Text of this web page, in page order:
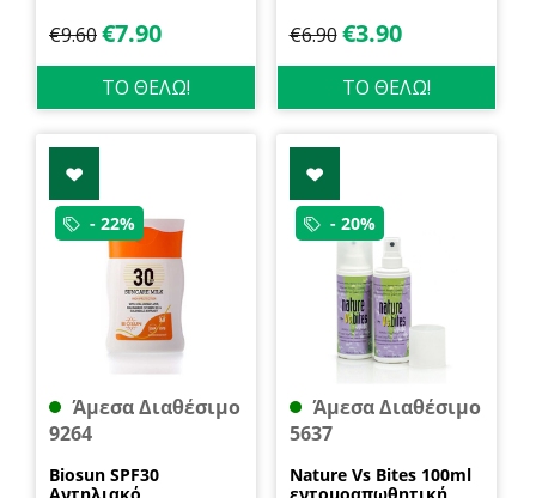
€9.60€7.90
ΤΟ ΘΕΛΩ!
€6.90 €3.90
ΤΟ ΘΕΛΩ!
- 22%
Άμεσα Διαθέσιμο
9264
Biosun SPF30
- 20%
Άμεσα Διαθέσιμο
5637
Nature Vs Bites 100ml